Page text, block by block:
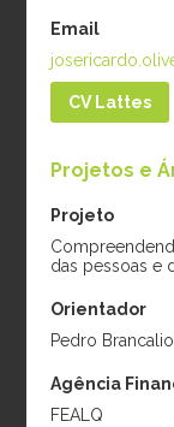
Email
CV Lattes
Projetos e
Projeto
das pessoas e
Orientador
Pedro
Agência
FEALQ
Projeto:
nucleation
forest cost-
restoration
Período: